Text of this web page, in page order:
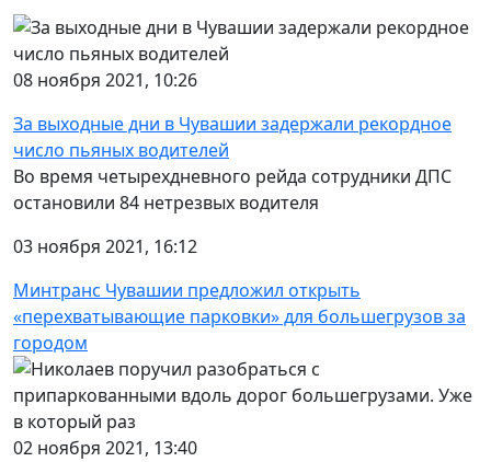
08 ноября 2021, 10:26
За выходные дни в Чувашии задержали рекордное
число пьяных водителей
Во время четырехдневного рейда сотрудники ДПС
остановили 84 нетрезвых водителя
03 ноября 2021, 16:12
Минтранс Чувашии предложил открыть
«перехватывающие парковки» для большегрузов за
городом
02 ноября 2021, 13:40